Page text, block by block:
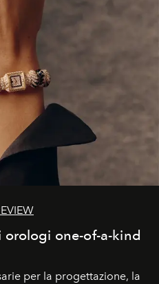
orologi one-of-a-kind
per la progettazione, la